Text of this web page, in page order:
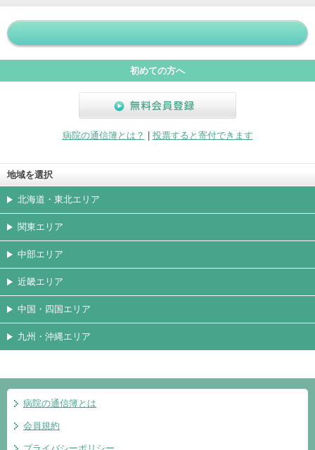
初めての方へ
病院の通信簿とは？
投票すると寄付できます
地域を選択
北海道・東北エリア
関東エリア
中部エリア
近畿エリア
中国・四国エリア
九州・沖縄エリア
病院の通信簿とは
会員規約